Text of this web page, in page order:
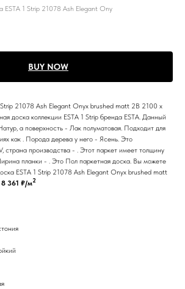
ESTA 1 Strip 21078 Ash Elegant Ony
BUY NOW
Strip 21078 Ash Elegant Onyx brushed matt 2B 2100 x
доска коллекции ESTA 1 Strip бренда ESTA. Данный
а поверхность - Лак полуматовая. Подходит для
как . Порода дерева у него - Ясень. Это
страна производства - . Этот паркет имеет толщину
планки - . Это Пол паркетная доска. Вы можете
ESTA 1 Strip 21078 Ash Elegant Onyx brushed matt
8 361 ₽/м2